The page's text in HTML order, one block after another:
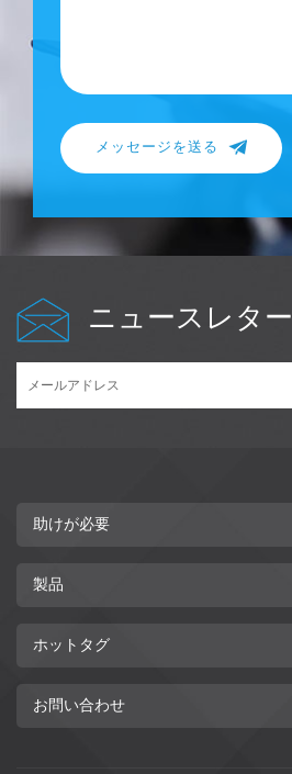
メッセージを送る
ニュースレター
助けが必要
製品
ホットタグ
お問い合わせ